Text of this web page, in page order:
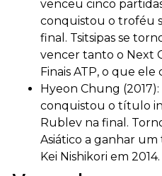
venceu cinco
conquistou o troféu
final. Tsitsipas se
vencer tanto o Next
Finais ATP, o que
Hyeon Chung
conquistou o título
Rublev na final.
Asiático a ganhar
Kei Nishikori em 2014.